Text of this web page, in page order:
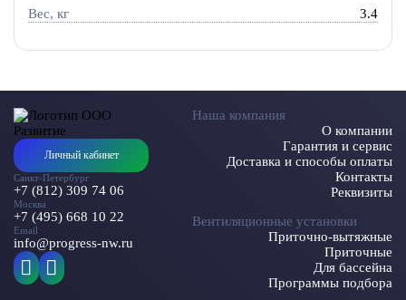
Вес, кг 3.4
Личный кабинет
Санкт-Петербург
+7 (812) 309 74 06
Москва
+7 (495) 668 10 22
Email
info@progress-nw.ru
Наша компания
О компании
Гарантия и сервис
Доставка и способы оплаты
Контакты
Реквизиты
Вентиляционные установки
Приточно-вытяжные
Приточные
Для бассейна
Программы подбора